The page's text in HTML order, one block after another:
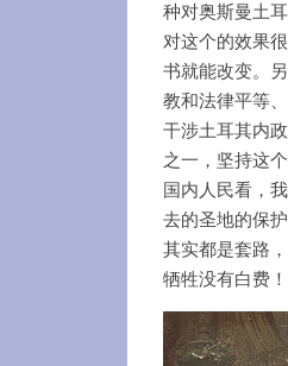
种对奥斯曼土
对这个的效果
书就能改变。
教和法律平等
干涉土耳其内
之一，坚持这
国内人民看，
去的圣地的保
其实都是套路
牺牲没有白费！